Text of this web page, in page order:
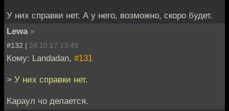
У них справки нет. А у него, возможно, скоро будет.
Lewa »
#132 | 24.10.17 13:49
Кому: Landadan, #131
> У них справки нет.
Караул чо делается.